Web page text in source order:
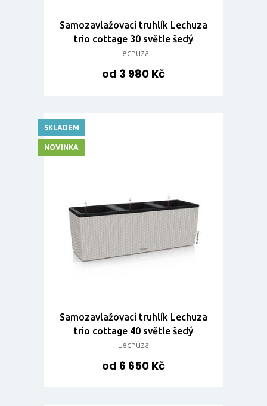
Samozavlažovací truhlík Lechuza
trio cottage 30 světle šedý
Lechuza
od 3 980 Kč
Samozavlažovací truhlík Lechuza
trio cottage 40 světle šedý
Lechuza
od 6 650 Kč
SKLADEM
NOVINKA